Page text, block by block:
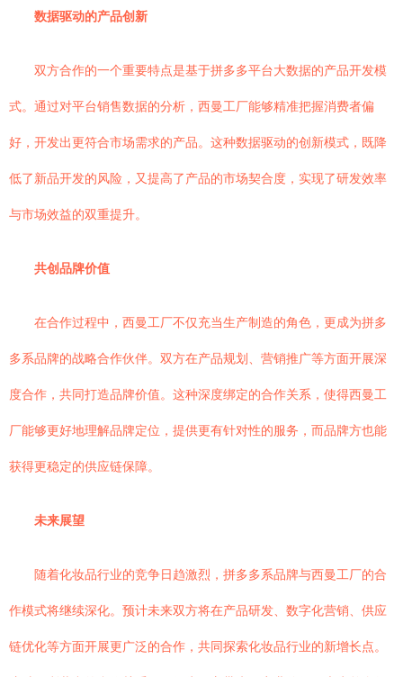
数据驱动的产品创新
双方合作的一个重要特点是基于拼多多平台大数据的产品开发模
式。通过对平台销售数据的分析，西曼工厂能够精准把握消费者偏
好，开发出更符合市场需求的产品。这种数据驱动的创新模式，既降
低了新品开发的风险，又提高了产品的市场契合度，实现了研发效率
与市场效益的双重提升。
共创品牌价值
在合作过程中，西曼工厂不仅充当生产制造的角色，更成为拼多
多系品牌的战略合作伙伴。双方在产品规划、营销推广等方面开展深
度合作，共同打造品牌价值。这种深度绑定的合作关系，使得西曼工
厂能够更好地理解品牌定位，提供更有针对性的服务，而品牌方也能
获得更稳定的供应链保障。
未来展望
随着化妆品行业的竞争日趋激烈，拼多多系品牌与西曼工厂的合
作模式将继续深化。预计未来双方将在产品研发、数字化营销、供应
链优化等方面开展更广泛的合作，共同探索化妆品行业的新增长点。